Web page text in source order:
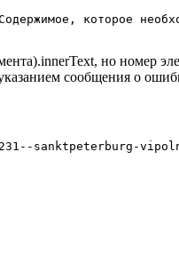
которое
но номер
сообщения о
sanktpeterburg-